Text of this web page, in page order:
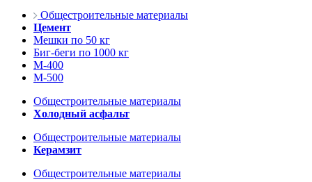
Общестроительные материалы
Цемент
Мешки по 50 кг
Биг-беги по 1000 кг
М-400
М-500
Общестроительные материалы
Холодный асфальт
Общестроительные материалы
Керамзит
Общестроительные материалы